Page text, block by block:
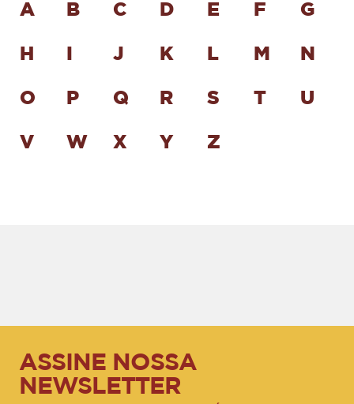
A B C D E F G
H J K L M N
O P Q R S T U
V W X Y Z
ASSINE NOSSA
NEWSLETTER